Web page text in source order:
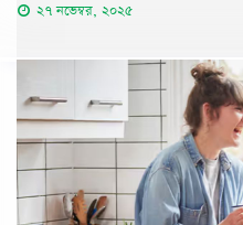
২৭ নভেম্বর, ২০২৫